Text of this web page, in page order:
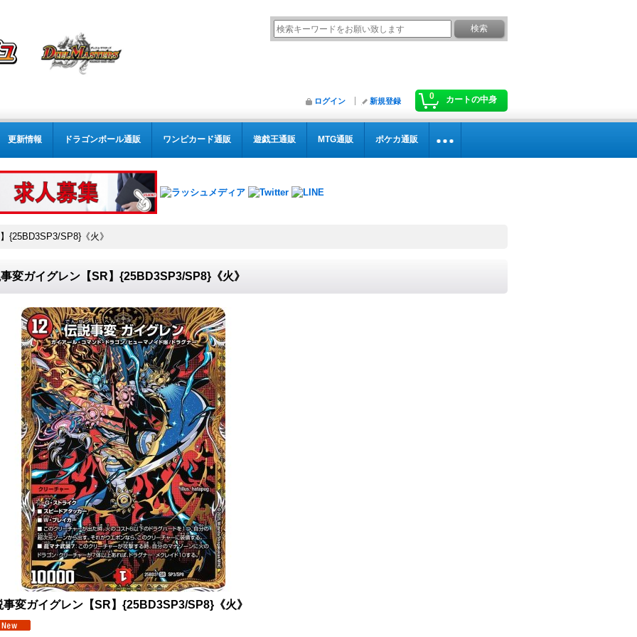
0 カートの中身
ログイン 新規登録
更新情報 ドラゴンボール通販 ワンピカード通販 遊戯王通販 MTG通販 ポケカ通販
{25BD3SP3/SP8}《火》
変ガイグレン【SR】{25BD3SP3/SP8}《火》
事変ガイグレン【SR】{25BD3SP3/SP8}《火》